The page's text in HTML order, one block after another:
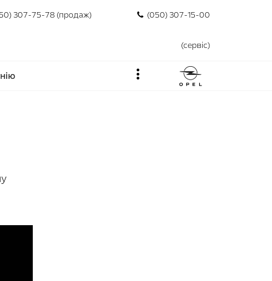
307-75-78 (продаж) (050) 307-15-00
(сервіс)